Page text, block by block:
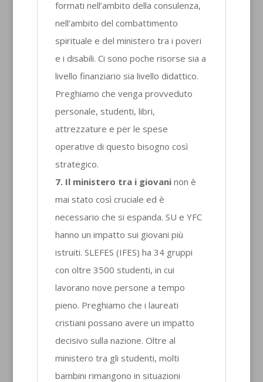
formati nell’ambito della consulenza,
nell’ambito del combattimento
spirituale e del ministero tra i poveri
e i disabili. Ci sono poche risorse sia a
livello finanziario sia livello didattico.
Preghiamo che venga provveduto
personale, studenti, libri,
attrezzature e per le spese
operative di questo bisogno così
strategico.
7. Il ministero tra i giovaninon è
mai stato così cruciale ed è
necessario che si espanda. SU e YFC
hanno un impatto sui giovani più
istruiti. SLEFES (IFES) ha 34 gruppi
con oltre 3500 studenti, in cui
lavorano nove persone a tempo
pieno. Preghiamo che i laureati
cristiani possano avere un impatto
decisivo sulla nazione. Oltre al
ministero tra gli studenti, molti
bambini rimangono in situazioni